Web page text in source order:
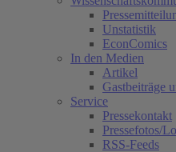
Unstatistik
EconComics
In den Medien
Artikel
Gastbeiträge
Service
Pressekontakt
Pressefotos/
RSS-Feeds